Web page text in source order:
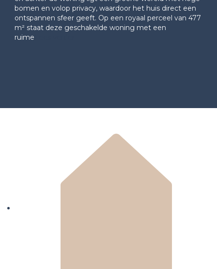
bomen en volop privacy, waardoor het huis direct een
ontspannen sfeer geeft. Op een royaal perceel van 477
m² staat deze geschakelde woning met een
ruime